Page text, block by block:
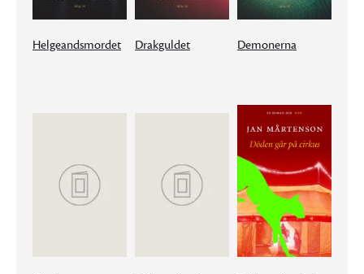
Helgeandsmordet Drakguldet Demonerna